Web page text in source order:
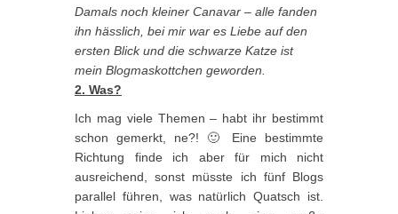
Damals noch kleiner Canavar – alle fanden
ihn hässlich, bei mir war es Liebe auf den
ersten Blick und die schwarze Katze ist
mein Blogmaskottchen geworden.
2. Was?
Ich mag viele Themen – habt ihr bestimmt
schon gemerkt, ne?! 🙂 Eine bestimmte
Richtung finde ich aber für mich nicht
ausreichend, sonst müsste ich fünf Blogs
parallel führen, was natürlich Quatsch ist.